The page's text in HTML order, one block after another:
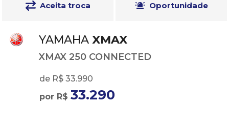
Aceita troca Oportunidade
YAMAHA XMAX
XMAX 250 CONNECTED
de R$ 33.990
por R$ 33.290